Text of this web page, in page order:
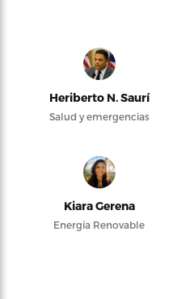
Heriberto N. Saurí
Salud y emergencias
Kiara Gerena
Energía Renovable